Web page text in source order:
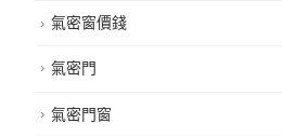
氣密窗價錢
氣密門
氣密門窗